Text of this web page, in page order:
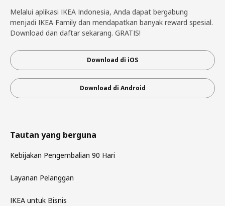
Melalui aplikasi IKEA Indonesia, Anda dapat bergabung
menjadi IKEA Family dan mendapatkan banyak reward spesial.
Download dan daftar sekarang. GRATIS!
Download di iOS
Download di Android
Tautan yang berguna
Kebijakan Pengembalian 90 Hari
Layanan Pelanggan
IKEA untuk Bisnis